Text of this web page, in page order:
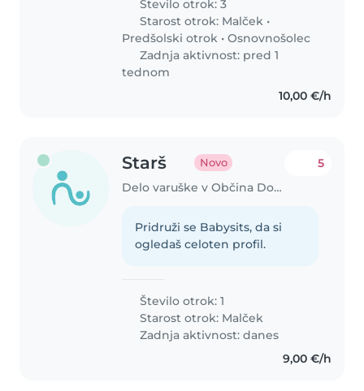
Število otrok: 3
Starost otrok: Malček •
Predšolski otrok •Osnovnošolec
Zadnja aktivnost: pred 1
tednom
10,00 €/h
Starš Novo
Delo varuške v Občina Domžale
5
Pridruži se Babysits, da si
ogledaš celoten profil.
Število otrok: 1
Starost otrok: Malček
Zadnja aktivnost: danes
9,00 €/h